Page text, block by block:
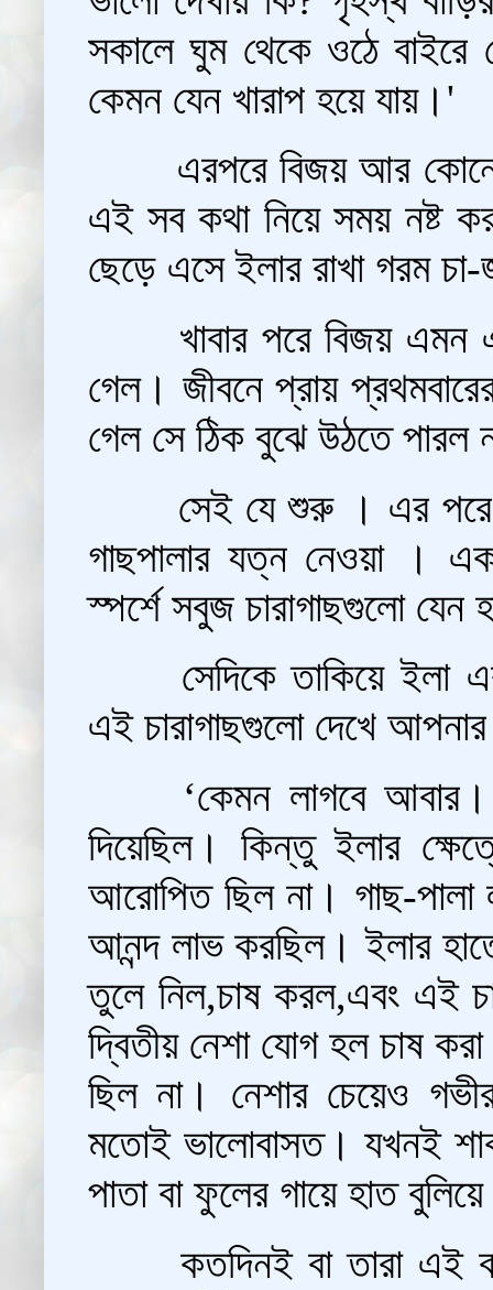
সকালে ঘুম থেকে ওঠে বাইরে
কেমন যেন খারাপ হয়ে যায়।'
এরপরে বিজয় আর
এই সব কথা নিয়ে সময় নষ্ট
ছেড়ে এসে ইলার রাখা গরম
খাবার পরে বিজয় এমন
গেল। জীবনে প্রায়
গেল সে ঠিক বুঝে উঠতে পারল
সেই যে শুরু । এর পরে
গাছপালার যত্ন নেওয়া ।
স্পর্শে সবুজ চারাগাছগুলো যেন
সেদিকে তাকিয়ে ইলা
এই চারাগাছগুলো দেখে
‘কেমন লাগবে
দিয়েছিল। কিন্তু ইলার
আরোপিত ছিল না। গাছ-পালা
আনন্দ লাভ করছিল। ইলার
তুলে নিল,চাষ করল,এবং এই
দ্বিতীয় নেশা যোগ হল চাষ
ছিল না। নেশার চেয়েও
মতোই ভালোবাসত। যখনই
পাতা বা ফুলের গায়ে হাত
কতদিনই বা তারা এই